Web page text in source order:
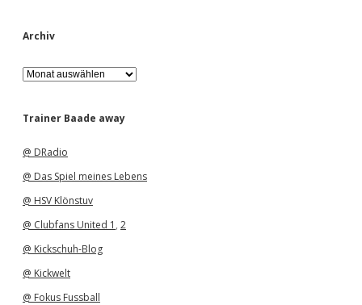
Archiv
A
r
h
Trainer Baade away
@ DRadio
@ Das Spiel meines Lebens
@ HSV Klönstuv
@ Clubfans United 1 , 2
@ Kickschuh-Blog
@ Kickwelt
@ Fokus Fussball